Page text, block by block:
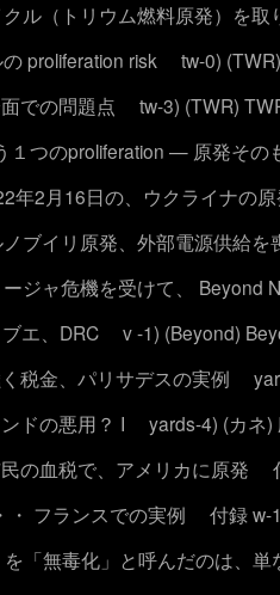
ル（トリウム燃料原発）を取
proliferation risk
tw-0)
での問題点
tw-3) (TWR)
１つのproliferation — 原発その
年2月16日の、ウクライナの
ブイリ原発、外部電源供給を
ジャ危機を受けて、 Beyond
エ、DRC
v -1) (Beyond)
税金、パリサデスの実例
ドの悪用？ I
yards-4) (カネ
の血税で、アメリカに原発
・ フランスでの実例
付録 w-
「無毒化」と呼んだのは、